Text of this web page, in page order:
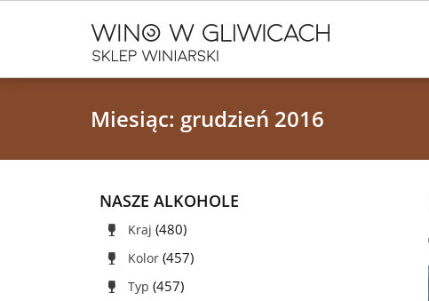
Miesiąc: grudzień 2016
NASZE ALKOHOLE
Kraj (480)
Kolor (457)
Typ (457)